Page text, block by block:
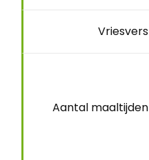
Vriesvers
Aantal maaltijden